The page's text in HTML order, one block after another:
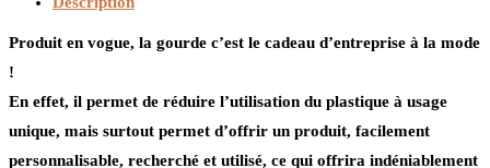
Produit en vogue, la gourde c’est le cadeau d’entreprise à la mode
!
En effet, il permet de réduire l’utilisation du plastique à usage
unique, mais surtout permet d’offrir un produit, facilement
personnalisable, recherché et utilisé, ce qui offrira indéniablement